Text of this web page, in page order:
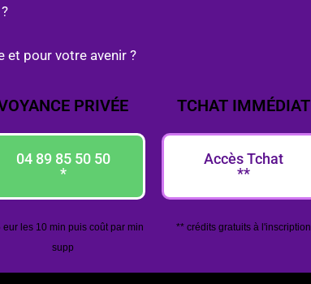
et pour votre avenir ?
PRIVÉE
04 89 85 50 50
*
eur les 10 min puis coût par min
supp
TCHAT IMMÉDIAT
Accès Tchat
**
** crédits gratuits à l'inscription